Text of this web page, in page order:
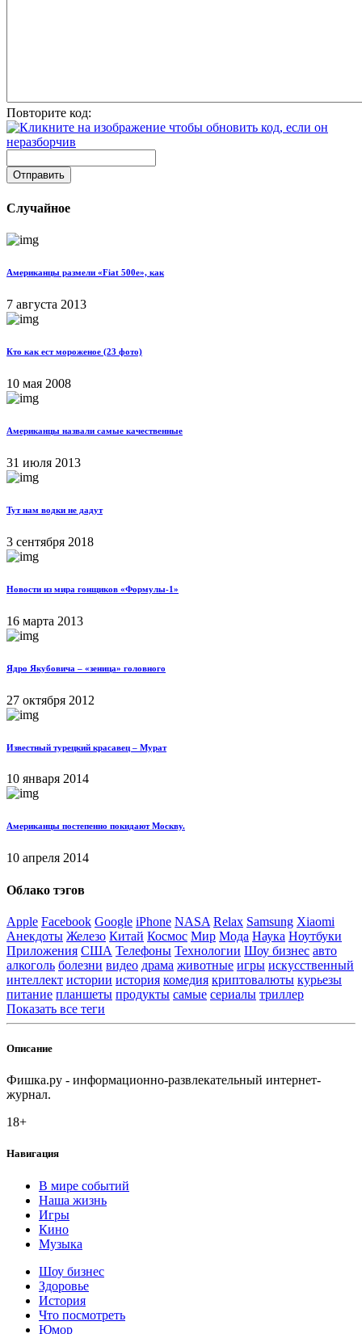
Повторите код:
Отправить
Случайное
Американцы размели «Fiat 500e», как
7 августа 2013
Кто как ест мороженое (23 фото)
10 мая 2008
Американцы назвали самые качественные
31 июля 2013
Тут нам водки не дадут
3 сентября 2018
Новости из мира гонщиков «Формулы-1»
16 марта 2013
Ядро Якубовича – «зеница» головного
27 октября 2012
Известный турецкий красавец – Мурат
10 января 2014
Американцы постепенно покидают Москву.
10 апреля 2014
Облако тэгов
Apple Facebook Google iPhone NASA Relax Samsung Xiaomi
Анекдоты Железо Китай Космос Мир Мода Наука Ноутбуки
Приложения США Телефоны Технологии Шоу бизнес авто
алкоголь болезни видео драма животные игры искусственный
интеллект истории история комедия криптовалюты курьезы
питание планшеты продукты самые сериалы триллер
Показать все теги
Описание
Фишка.ру - информационно-развлекательный интернет-
журнал.
18+
Навигация
В мире событий
Наша жизнь
Игры
Кино
Музыка
Шоу бизнес
Здоровье
История
Что посмотреть
Юмор